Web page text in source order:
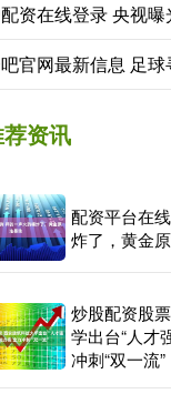
资讯
配资平台在
炸了，黄金
炒股配资股
学出台“人才
冲刺“双一流”